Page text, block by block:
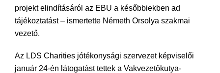
projekt elindításáról az EBU a későbbiekben ad
tájékoztatást – ismertette Németh Orsolya szakmai
vezető.
Az LDS Charities jótékonysági szervezet képviselői
január 24-én látogatást tettek a Vakvezetőkutya-